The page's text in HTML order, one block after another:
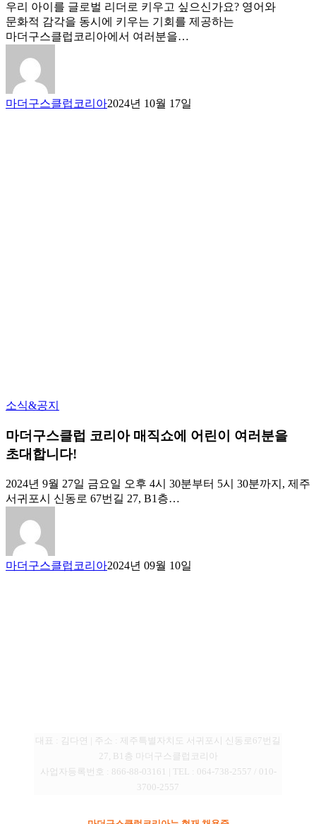
우리 아이를 글로벌 리더로 키우고 싶으신가요? 영어와
문화적 감각을 동시에 키우는 기회를 제공하는
마더구스클럽코리아에서 여러분을…
마더구스클럽코리아2024년 10월 17일
소식&공지
마더구스클럽 코리아 매직쇼에 어린이 여러분을
초대합니다!
2024년 9월 27일 금요일 오후 4시 30분부터 5시 30분까지, 제주
서귀포시 신동로 67번길 27, B1층…
마더구스클럽코리아2024년 09월 10일
대표 : 김다연 | 주소 : 제주특별자치도 서귀포시 신동로67번길
27, B1층 마더구스클럽코리아
사업자등록번호 : 866-88-03161 | TEL : 064-738-2557 / 010-
3700-2557